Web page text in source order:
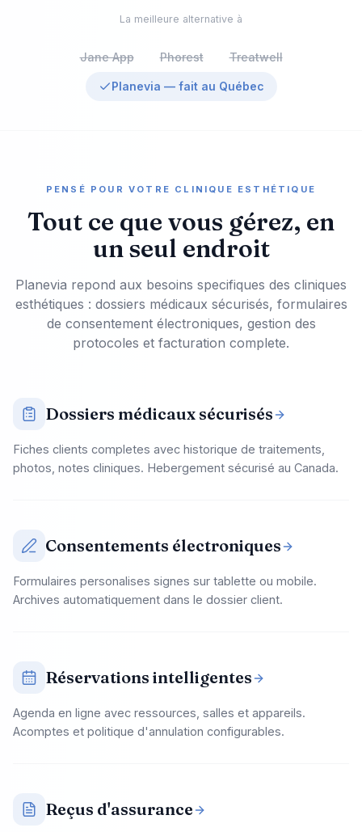
La meilleure alternative à
Jane App Phorest Treatwell
Planevia — fait au Québec
PENSÉ POUR VOTRE CLINIQUE ESTHÉTIQUE
Tout ce que vous gérez, en
un seul endroit
Planevia repond aux besoins specifiques des cliniques
esthétiques : dossiers médicaux sécurisés, formulaires
de consentement électroniques, gestion des
protocoles et facturation complete.
Dossiers médicaux sécurisés
Fiches clients completes avec historique de traitements,
photos, notes cliniques. Hebergement sécurisé au Canada.
Consentements électroniques
Formulaires personalises signes sur tablette ou mobile.
Archives automatiquement dans le dossier client.
Réservations intelligentes
Agenda en ligne avec ressources, salles et appareils.
Acomptes et politique d'annulation configurables.
Reçus d'assurance